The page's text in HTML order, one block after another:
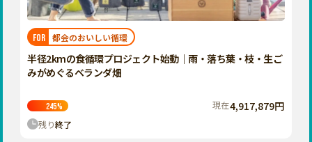
群馬
千葉
神奈川
九州・沖縄
福岡 佐賀 長崎
宮崎
鹿児島 沖縄
FOR 都会のおいしい循環
半径2kmの食循環プロジェクト始動｜雨・落ち葉・枝・生ご
みがめぐるベランダ畑
245% 現在4,917,879円
残り終了